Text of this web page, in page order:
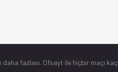
fazlası. Ofsayt ile hiçbir maçı